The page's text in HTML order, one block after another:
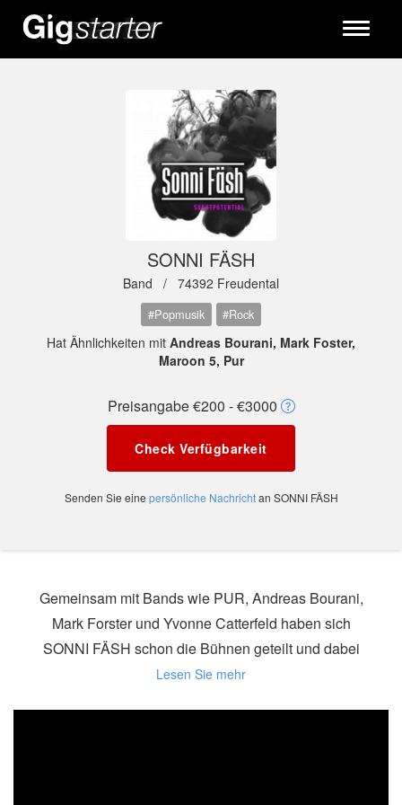
Toggle
SONNI FÄSH
Band / 74392 Freudental
#Popmusik #Rock
Hat Ähnlichkeiten mit Andreas Bourani, Mark Foster,
Maroon 5, Pur
Preisangabe €200 - €3000
Check Verfügbarkeit
Senden Sie eine persönliche Nachrichtan SONNI FÄSH
Gemeinsam mit Bands wie PUR, Andreas Bourani,
Mark Forster und Yvonne Catterfeld haben sich
SONNI FÄSH schon die Bühnen geteilt und dabei
mit musikalischer Qualität und authentischen